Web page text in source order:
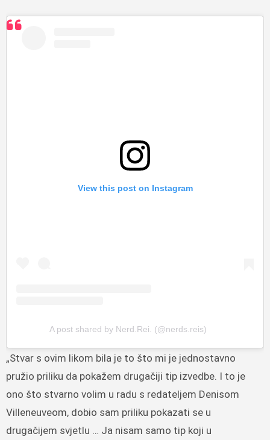
View this post on Instagram
A post shared by Nerd.Rei. (@nerds.reis)
„Stvar s ovim likom bila je to što mi je jednostavno
pružio priliku da pokažem drugačiji tip izvedbe. I to je
ono što stvarno volim u radu s redateljem Denisom
Villeneuveom, dobio sam priliku pokazati se u
drugačijem svjetlu … Ja nisam samo tip koji u